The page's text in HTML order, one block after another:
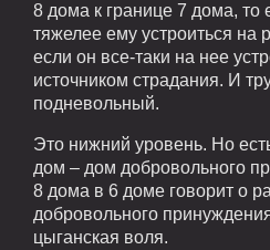
8 дома к границе 7 дома, то
тяжелее ему устроиться на
если он все-таки на нее
источником страдания. И
подневольный.
Это нижний уровень. Но
дом – дом добровольного
8 дома в 6 доме говорит о
добровольного
цыганская воля.